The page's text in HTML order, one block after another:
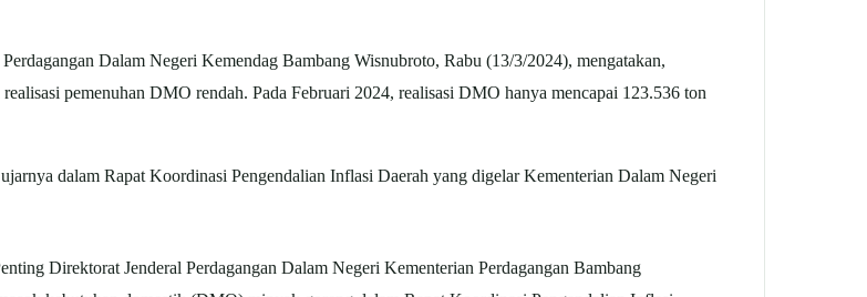
Dalam Negeri Kemendag Bambang Wisnubroto, Rabu (13/3/2024), mengatakan,
pemenuhan DMO rendah. Pada Februari 2024, realisasi DMO hanya mencapai 123.536 ton
dalam Rapat Koordinasi Pengendalian Inflasi Daerah yang digelar Kementerian Dalam Negeri